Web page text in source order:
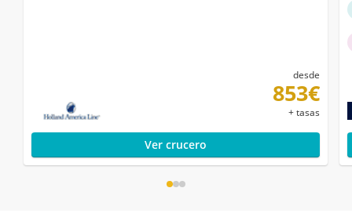
desde
853€
+ tasas
Ver crucero